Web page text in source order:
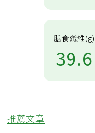
膳食纖維(g)
39.6
推薦文章